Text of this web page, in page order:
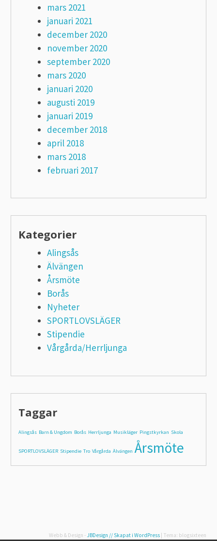
mars 2021
januari 2021
december 2020
november 2020
september 2020
mars 2020
januari 2020
augusti 2019
januari 2019
december 2018
april 2018
mars 2018
februari 2017
Kategorier
Alingsås
Älvängen
Årsmöte
Borås
Nyheter
SPORTLOVSLÄGER
Stipendie
Vårgårda/Herrljunga
Taggar
Alingsås Barn & Ungdom Borås Herrljunga Musikläger Pingstkyrkan Skola
SPORTLOVSLÄGER Stipendie Tro Vårgårda Älvängen Årsmöte
Webb & Design - JBDesign // Skapat i WordPress Tema: blogsixteen